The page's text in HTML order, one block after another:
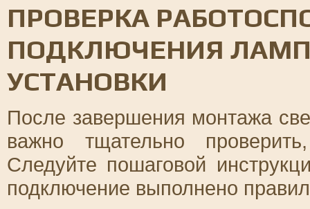
ПРОВЕРКА
ПОДКЛЮЧЕНИЯ
УСТАНОВКИ
После завершения монтажа
важно тщательно
Следуйте пошаговой
подключение выполнено